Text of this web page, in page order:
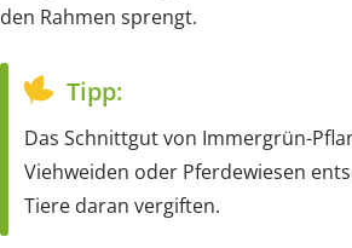
den Rahmen sprengt.
Tipp:
Das Schnittgut von Immergrün-
Viehweiden oder Pferdewiesen
Tiere daran vergiften.